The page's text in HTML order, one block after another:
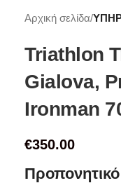
Αρχική σελίδα
Triathlon
Gialova,
Ironman
€350.00
Προπονητικό